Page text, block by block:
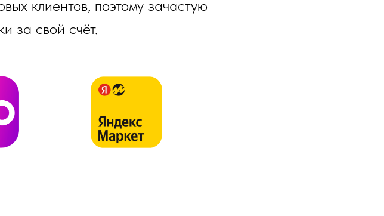
клиентов, поэтому зачастую
за свой счёт.